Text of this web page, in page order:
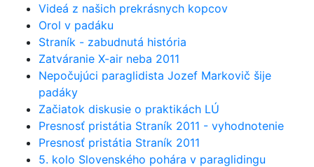
Videá z našich prekrásnych kopcov
Orol v padáku
Straník - zabudnutá história
Zatváranie X-air neba 2011
Nepočujúci paraglidista Jozef Markovič šije
padáky
Začiatok diskusie o praktikách LÚ
Presnosť pristátia Straník 2011 - vyhodnotenie
Presnosť pristátia Straník 2011
5. kolo Slovenského pohára v paraglidingu